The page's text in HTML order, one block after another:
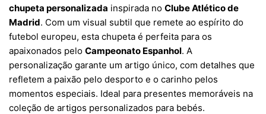
chupeta personalizada inspirada no Clube Atlético de
Madrid. Com um visual subtil que remete ao espírito do
futebol europeu, esta chupeta é perfeita para os
apaixonados pelo Campeonato Espanhol. A
personalização garante um artigo único, com detalhes que
refletem a paixão pelo desporto e o carinho pelos
momentos especiais. Ideal para presentes memoráveis na
coleção de artigos personalizados para bebés.